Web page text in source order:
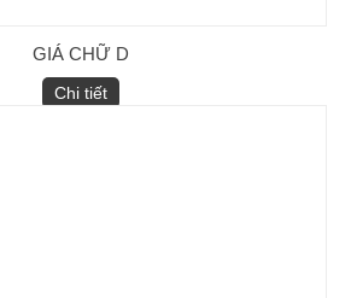
GIÁ CHỮ D
Chi tiết